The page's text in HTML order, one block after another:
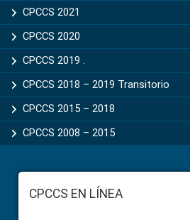
CPCCS 2021
CPCCS 2020
CPCCS 2019 .
CPCCS 2018 – 2019 Transitorio
CPCCS 2015 – 2018
CPCCS 2008 – 2015
FooterCPCCS EN LÍNEA